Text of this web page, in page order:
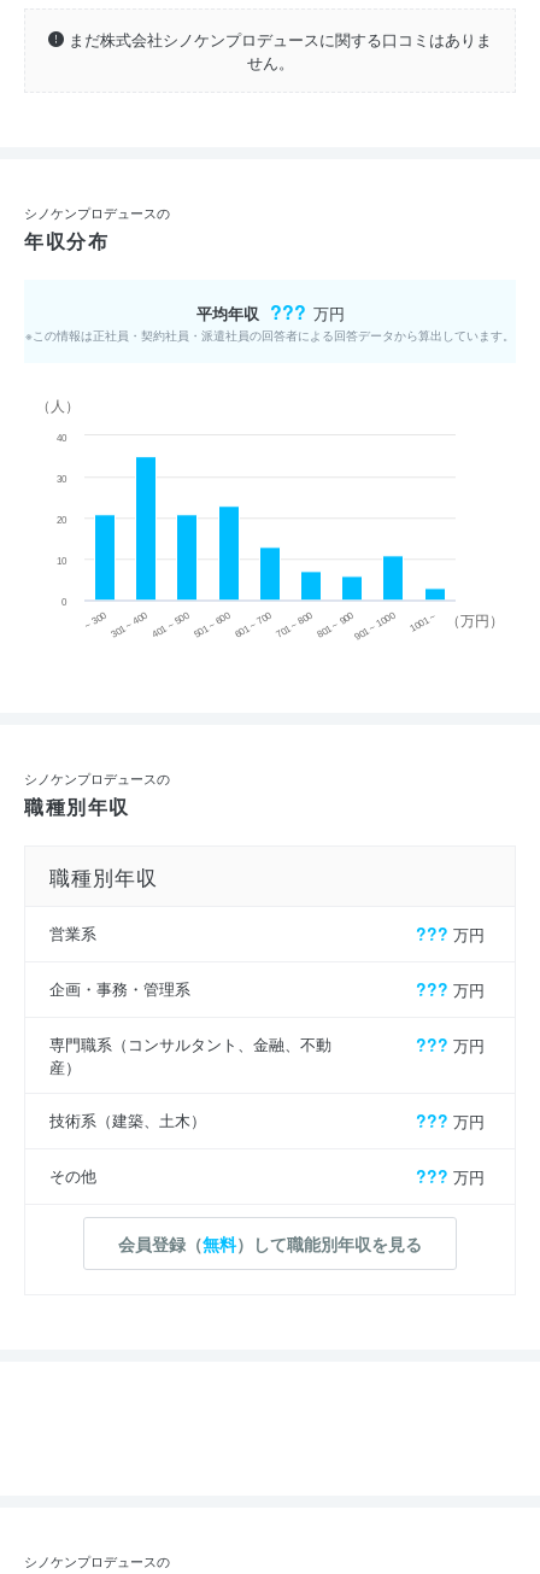
まだ株式会社シノケンプロデュースに関する口コミはありま
せん。
シノケンプロデュースの
年収分布
平均年収 ??? 万円
※この情報は正社員・契約社員・派遣社員の回答者による回答データから算出しています。
（万円）
（人）
~ 300 301 ~ 400 401 ~ 500501 ~ 600601 ~ 700701 ~ 800801 ~ 900901 ~ 1000 1001 ~
0
10
20
30
40
シノケンプロデュースの
職種別年収
職種別年収
営業系 ??? 万円
企画・事務・管理系 ??? 万円
専門職系（コンサルタント、金融、不動
産）
??? 万円
技術系（建築、土木） ??? 万円
その他 ??? 万円
会員登録（無料）して職能別年収を見る
シノケンプロデュースの